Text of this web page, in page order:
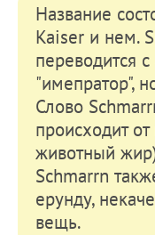
Название
Kaiser и нем.
переводится
"имепратор",
Слово
происходит
животный
Schmarrn
ерунду,
вещь.